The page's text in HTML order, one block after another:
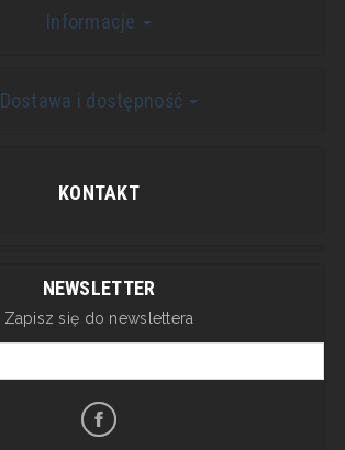
Informacje
Dostawa i dostępność
KONTAKT
NEWSLETTER
Zapisz się do newslettera